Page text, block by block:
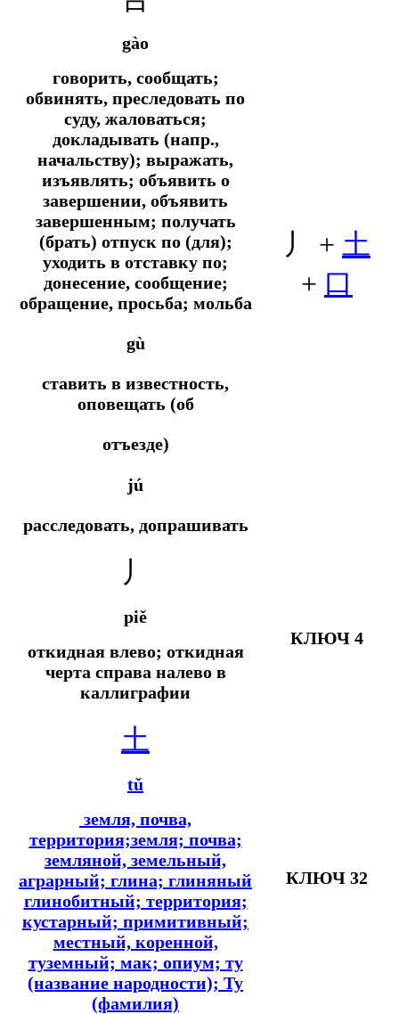
gào
говорить, сообщать;
обвинять, преследовать по
суду, жаловаться;
докладывать (напр.,
начальству); выражать,
изъявлять; объявить о
завершении, объявить
завершенным; получать
(брать) отпуск по (для);
уходить в отставку по;
донесение, сообщение;
обращение, просьба; мольба
gù
ставить в известность,
оповещать (об
отъезде)
jú
расследовать, допрашивать
丿 + 土
+ 口
丿
piě
откидная влево; откидная
черта справа налево в
каллиграфии
КЛЮЧ 4
土
tǔ
земля, почва,
территория;земля; почва;
земляной, земельный,
аграрный; глина; глиняный
глинобитный; территория;
кустарный; примитивный;
местный, коренной,
туземный; мак; опиум; ту
(название народности); Ту
(фамилия)
КЛЮЧ 32